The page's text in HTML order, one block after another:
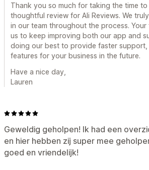
Thank you so much for taking the time
thoughtful review for Ali Reviews. We
in our team throughout the process.
us to keep improving both our app and
doing our best to provide faster
features for your business in the future.
Have a nice day,
Lauren
Geweldig geholpen! Ik had een
en hier hebben zij super mee
goed en vriendelijk!